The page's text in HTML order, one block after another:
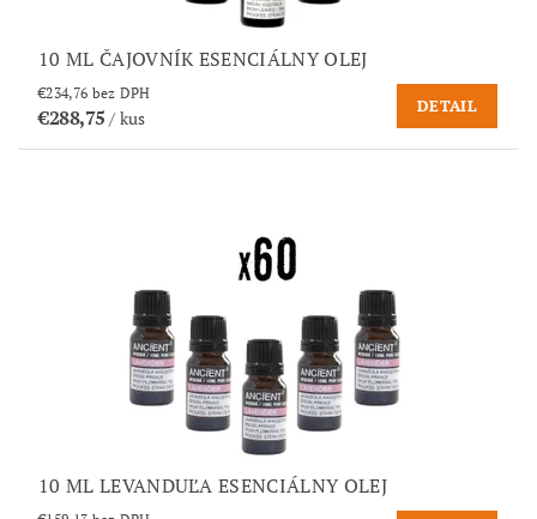
10 ML ČAJOVNÍK ESENCIÁLNY OLEJ
€234,76 bez DPH
€288,75/ kus
DETAIL
10 ML LEVANDUĽA ESENCIÁLNY OLEJ